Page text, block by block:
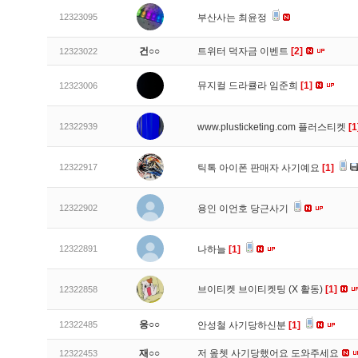
12323095 부산사는 최윤정
12323022 건○○ 트위터 덕자금 이벤트 [2]
12323006 뮤지컬 드라큘라 임준희 [1]
12322939 www.plusticketing.com 플러스티켓
12322917 틱톡 아이폰 판매자 사기예요 [1]
12322902 용인 이언호 당근사기
12322891 나하늘 [1]
12322858 브이티켓 브이티켓팅 (X 활동) [1]
12322485 응○○ 안성철 사기당하신분 [1]
12322453 재○○ 저 옾쳇 사기당했어요 도와주세요